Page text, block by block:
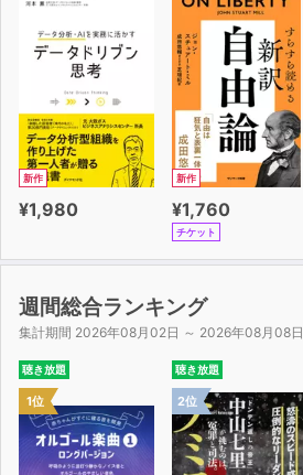
新作
¥1,980
新作
¥1,760
チケット
週間総合ランキング
集計期間 2026年08月02日 ～ 2026年08月08日
聴き放題
1位
聴き放題
2位